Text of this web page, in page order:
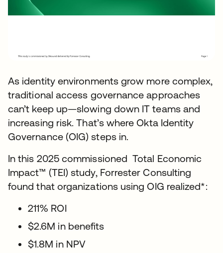
As identity environments grow more complex,
traditional access governance approaches
can’t keep up—slowing down IT teams and
increasing risk. That’s where Okta Identity
Governance (OIG) steps in.
In this 2025 commissioned Total Economic
Impact™ (TEI) study, Forrester Consulting
found that organizations using OIG realized*:
211% ROI
$2.6M in benefits
$1.8M in NPV